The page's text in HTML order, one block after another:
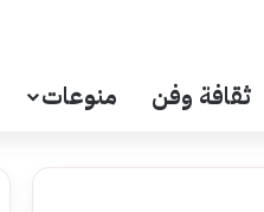
ثقافة وفن منوعات